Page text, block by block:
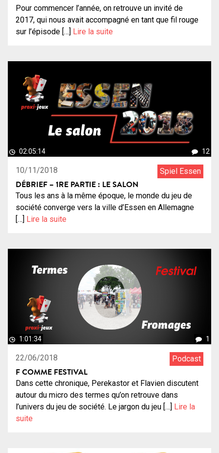
Pour commencer l’année, on retrouve un invité de
2017, qui nous avait accompagné en tant que fil rouge
sur l’épisode […]
Lire la suite
02:05:14 12
10/11/2018 Spiel Essen
DÉBRIEF – 1RE PARTIE : LE SALON
Tous les ans à la même époque, le monde du jeu de
société converge vers la ville d’Essen en Allemagne
[…]
Lire la suite
1:01:34 1
22/06/2018 Podcast
F COMME FESTIVAL
Dans cette chronique, Perekastor et Flavien discutent
autour du micro des termes qu’on retrouve dans
l’univers du jeu de société. Le jargon du jeu […]
Lire la
suite